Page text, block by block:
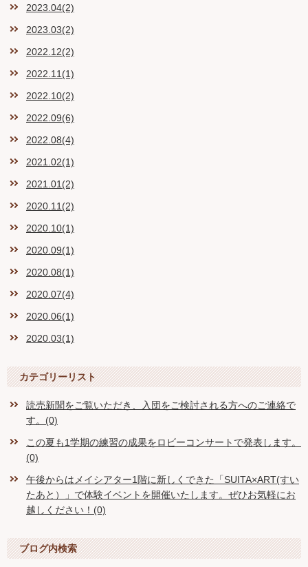
2023.04(2)
2023.03(2)
2022.12(2)
2022.11(1)
2022.10(2)
2022.09(6)
2022.08(4)
2021.02(1)
2021.01(2)
2020.11(2)
2020.10(1)
2020.09(1)
2020.08(1)
2020.07(4)
2020.06(1)
2020.03(1)
カテゴリーリスト
読売新聞をご覧いただき、入団をご検討される方へのご連絡で
す。(0)
この夏も1学期の練習の成果をロビーコンサートで発表します。
(0)
午後からはメイシアター1階に新しくできた「SUITA×ART(すい
たあと）」で体験イベントを開催いたします。ぜひお気軽にお
越しください！(0)
ブログ内検索